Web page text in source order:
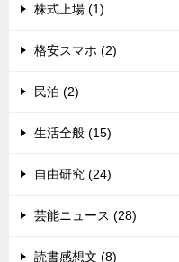
株式上場 (1)
格安スマホ (2)
民泊 (2)
生活全般 (15)
自由研究 (24)
芸能ニュース (28)
読書感想文 (8)